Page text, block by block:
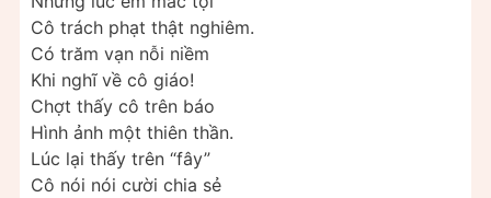
Cô trách phạt thật nghiêm.
Có trăm vạn nỗi niềm
Khi nghĩ về cô giáo!
Chợt thấy cô trên báo
Hình ảnh một thiên thần.
Lúc lại thấy trên “fây”
Cô nói nói cười chia sẻ